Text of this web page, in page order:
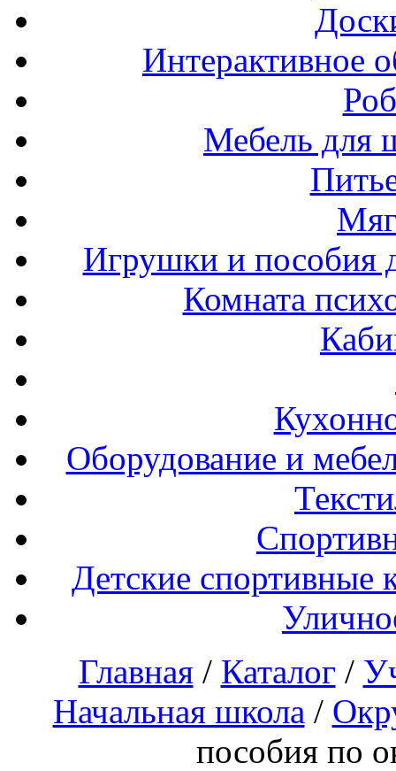
Интерактивное
Мебель для
Игрушки и пособия
Комната
Оборудование и
Детские спортивные
Главная/ Каталог /
Начальная школа /
пособия по